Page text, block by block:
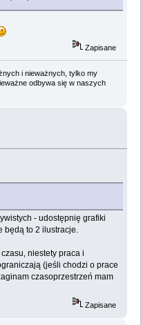
Zapisane
i nieważnych, tylko my
odbywa się w naszych
- udostępnię grafiki
będą to 2 ilustracje.
niestety praca i
(jeśli chodzi o prace
czasoprzestrzeń mam
Zapisane